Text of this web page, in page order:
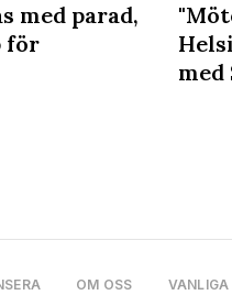
med parad,
för
med
OM OSS VANLIGA